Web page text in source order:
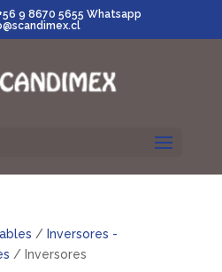
9 8670 5655 Whatsapp
/ Inversores -
/ Inversores